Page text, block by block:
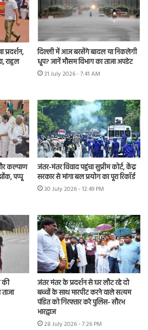
राहुल
दिल्ली में आज बरसेंगे बादल या निकलेगी
धूप? जानें मौसम विभाग का ताजा अपडेट
31 July 2026 - 7:41 AM
कल्याण
पप्पू
जंतर-मंतर विवाद पहुंचा सुप्रीम कोर्ट, केंद्र
सरकार से मांगा बल प्रयोग का पूरा रिकॉर्ड
30 July 2026 - 12:49 PM
जंतर मंतर के प्रदर्शन से घर लौट रहे दो
बच्चों के साथ मारपीट करने वाले सत्यम
पंडित को गिरफ्तार करे पुलिस- सौरभ
भारद्वाज
28 July 2026 - 7:26 PM